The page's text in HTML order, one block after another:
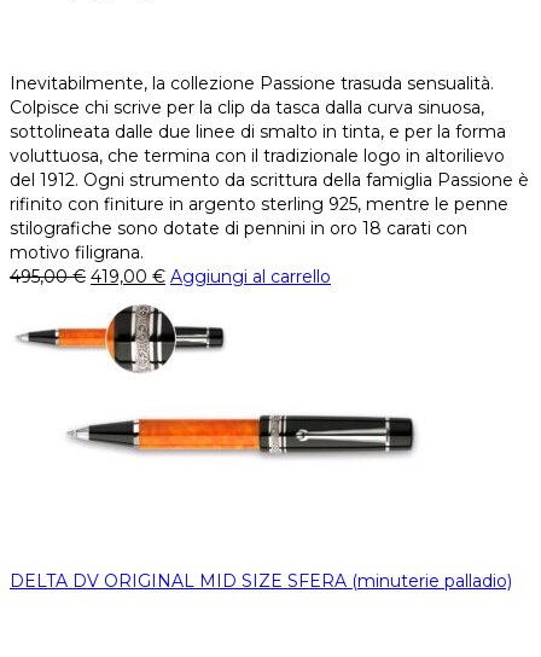
Inevitabilmente, la collezione Passione trasuda sensualità.
Colpisce chi scrive per la clip da tasca dalla curva sinuosa,
sottolineata dalle due linee di smalto in tinta, e per la forma
voluttuosa, che termina con il tradizionale logo in altorilievo
del 1912. Ogni strumento da scrittura della famiglia Passione è
rifinito con finiture in argento sterling 925, mentre le penne
stilografiche sono dotate di pennini in oro 18 carati con
motivo filigrana.
495,00€ 419,00 € Aggiungi al carrello
DELTA DV ORIGINAL MID SIZE SFERA (minuterie palladio)